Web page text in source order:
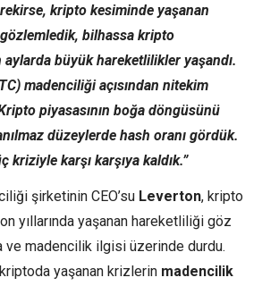
kripto kesiminde yaşanan
bilhassa kripto
büyük hareketlilikler yaşandı.
madenciliği açısından nitekim
piyasasının boğa döngüsünü
düzeylerde hash oranı gördük.
kriziyle karşı karşıya kaldık.”
şirketinin CEO’su Leverton, kripto
yıllarında yaşanan hareketliliği göz
ve madencilik ilgisi üzerinde durdu.
yaşanan krizlerin madencilik